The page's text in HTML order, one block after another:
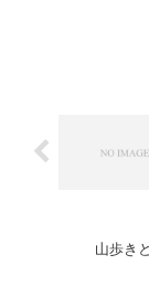
山歩き